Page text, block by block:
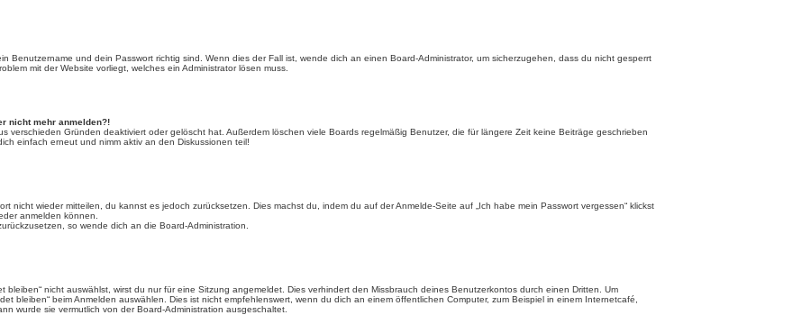
Benutzername und dein Passwort richtig sind. Wenn dies der Fall ist, wende dich an einen Board-Administrator, um sicherzugehen, dass du nicht gesperrt
mit der Website vorliegt, welches ein Administrator lösen muss.
nicht mehr anmelden?!
verschieden Gründen deaktiviert oder gelöscht hat. Außerdem löschen viele Boards regelmäßig Benutzer, die für längere Zeit keine Beiträge geschrieben
einfach erneut und nimm aktiv an den Diskussionen teil!
nicht wieder mitteilen, du kannst es jedoch zurücksetzen. Dies machst du, indem du auf der Anmelde-Seite auf „Ich habe mein Passwort vergessen“ klickst
anmelden können.
so wende dich an die Board-Administration.
bleiben“ nicht auswählst, wirst du nur für eine Sitzung angemeldet. Dies verhindert den Missbrauch deines Benutzerkontos durch einen Dritten. Um
bleiben“ beim Anmelden auswählen. Dies ist nicht empfehlenswert, wenn du dich an einem öffentlichen Computer, zum Beispiel in einem Internetcafé,
wurde sie vermutlich von der Board-Administration ausgeschaltet.